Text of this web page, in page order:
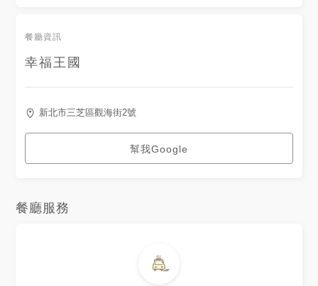
餐廳資訊
幸福王國
新北市三芝區觀海街2號
幫我Google
餐廳服務